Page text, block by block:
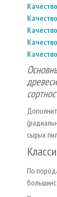
сырых
По